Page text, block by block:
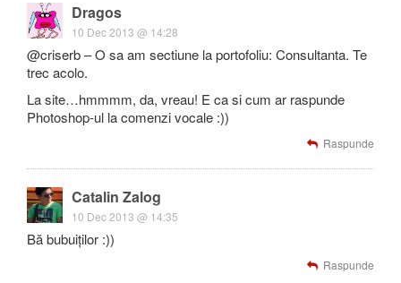
Dragos
10 Dec 2013 @ 14:28
@criserb – O sa am sectiune la portofoliu: Consultanta. Te
trec acolo.
La site…hmmmm, da, vreau! E ca si cum ar raspunde
Photoshop-ul la comenzi vocale :))
Raspunde
Catalin Zalog
10 Dec 2013 @ 14:35
Bă bubuiților :))
Raspunde